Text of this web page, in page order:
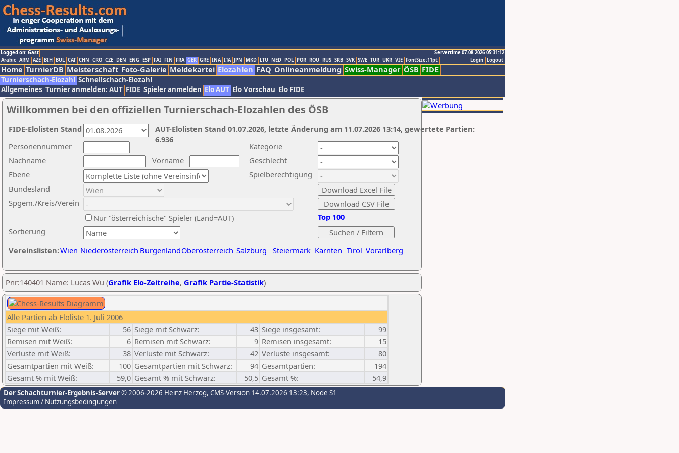
Logged on: Gast
Servertime 07.08.2026 05:31:12
Logout
Login
Arabic ARM AZE BIH BUL CAT CHN CRO CZE DEN ENG ESP FAI FIN FRA GER GRE INA ITA JPN MKD LTU NED POL POR ROU RUS SRB SVK SWE TUR UKR VIE FontSize:11pt
Home TurnierDB Meisterschaft Foto-Galerie Meldekartei Elozahlen FAQ Onlineanmeldung Swiss-Manager ÖSB FIDE
Turnierschach-Elozahl Schnellschach-Elozahl
Allgemeines Turnier anmelden: AUT FIDE Spieler anmelden Elo AUT Elo Vorschau Elo FIDE
Willkommen bei den offiziellen Turnierschach-Elozahlen des ÖSB
Nachname
Vorname
Ebene
Kategorie
Sortierung
Personennummer
Bundesland
Spgem./Kreis/Verein
Geschlecht
Nur "österreichische" Spieler (Land=AUT)
Spielberechtigung
Vereinslisten:Wien Niederösterreich BurgenlandOberösterreich Salzburg Steiermark Kärnten Tirol Vorarlberg
Top 100
AUT-Elolisten Stand 01.07.2026, letzte Änderung am 11.07.2026 13:14, gewertete Partien:
6.936
FIDE-Elolisten Stand
Pnr:140401 Name: Lucas Wu (Grafik Elo-Zeitreihe, Grafik Partie-Statistik)
Alle Partien ab Eloliste 1. Juli 2006
Siege mit Weiß:
56 Siege mit Schwarz: 43 Siege insgesamt:
99
Remisen mit Weiß:
6 Remisen mit Schwarz: 9 Remisen insgesamt:
15
Verluste mit Weiß:
38 Verluste mit Schwarz: 42 Verluste insgesamt:
80
Gesamtpartien mit Weiß:
100 Gesamtpartien mit Schwarz: 94 Gesamtpartien:
194
Gesamt % mit Weiß:
59,0 Gesamt % mit Schwarz: 50,5 Gesamt %: 54,9
Der Schachturnier-Ergebnis-Server© 2006-2026 Heinz Herzog, CMS-Version 14.07.2026 13:23, Node S1
Impressum / Nutzungsbedingungen